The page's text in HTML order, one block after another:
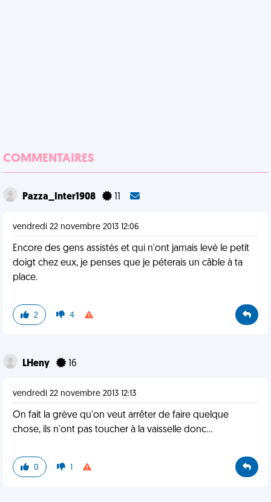
COMMENTAIRES
Pazza_Inter1908
vendredi 22 novembre 2013 12:06
Encore des gens assistés et qui n'ont jamais levé le petit
doigt chez eux, je penses que je péterais un câble à ta
place.
2 4
LHeny 16
vendredi 22 novembre 2013 12:13
On fait la grève qu'on veut arrêter de faire quelque
chose, ils n'ont pas toucher à la vaisselle donc...
0 1